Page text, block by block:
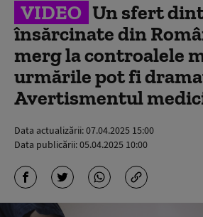
VIDEO Un sfert
însărcinate din
merg la controalele
urmările pot fi
Avertismentul
Data actualizării:07.04.2025 15:00
Data publicării:05.04.2025 10:00